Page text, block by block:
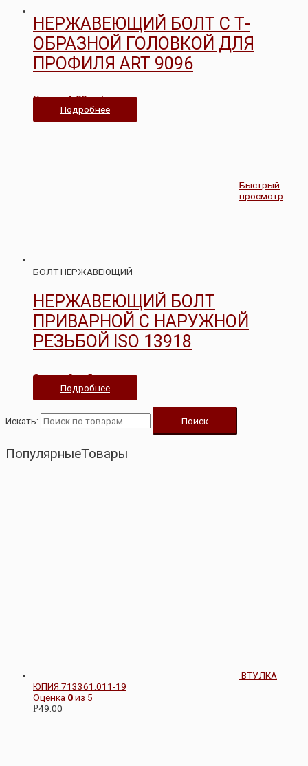
НЕРЖАВЕЮЩИЙ БОЛТ С Т-
ОБРАЗНОЙ ГОЛОВКОЙ ДЛЯ
ПРОФИЛЯ ART 9096
Оценка4.00из 5
Подробнее
Быстрый
просмотр
БОЛТ НЕРЖАВЕЮЩИЙ
НЕРЖАВЕЮЩИЙ БОЛТ
ПРИВАРНОЙ С НАРУЖНОЙ
РЕЗЬБОЙ ISO 13918
Оценка0из 5
Подробнее
Искать: Поиск
ПопулярныеТовары
ВТУЛКА
ЮПИЯ.713361.011-19
Оценка 0из 5
Р49.00